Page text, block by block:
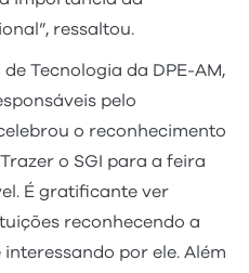
ressaltou.
Tecnologia da DPE-AM,
pelo
o reconhecimento
o SGI para a feira
É gratificante ver
reconhecendo a
por ele. Além